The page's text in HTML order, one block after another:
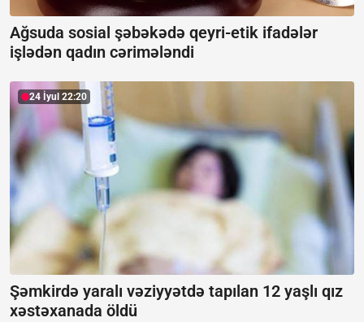
Ağsuda sosial şəbəkədə qeyri-etik ifadələr
işlədən qadın cərimələndi
24 İyul 22:20
Şəmkirdə yaralı vəziyyətdə tapılan 12 yaşlı qız
xəstəxanada öldü